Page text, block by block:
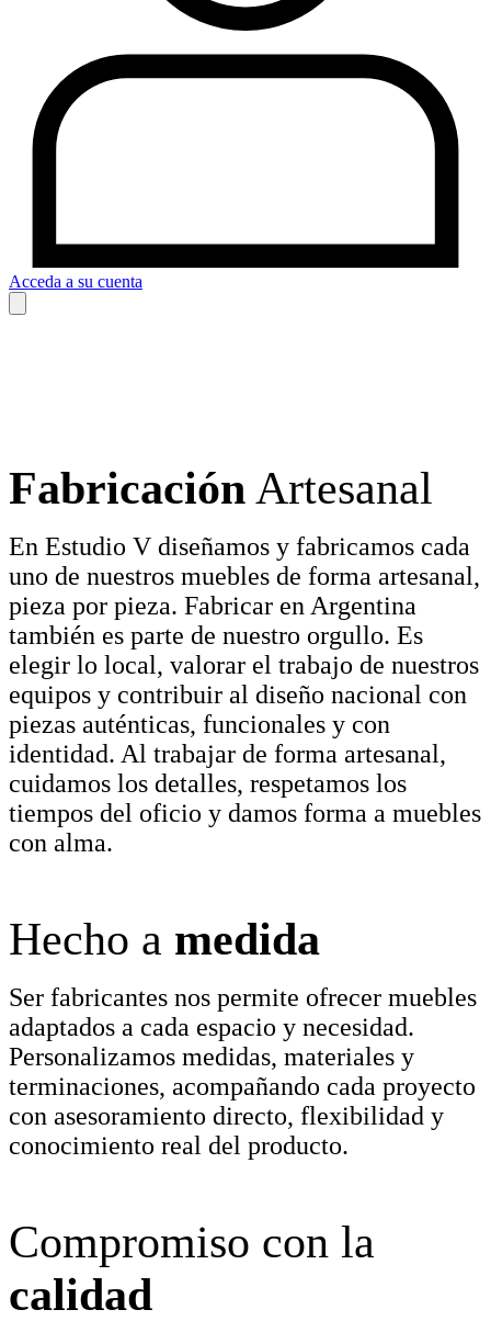
Acceda a su cuenta
Fabricación Artesanal
En Estudio V diseñamos y fabricamos cada
uno de nuestros muebles de forma artesanal,
pieza por pieza. Fabricar en Argentina
también es parte de nuestro orgullo. Es
elegir lo local, valorar el trabajo de nuestros
equipos y contribuir al diseño nacional con
piezas auténticas, funcionales y con
identidad. Al trabajar de forma artesanal,
cuidamos los detalles, respetamos los
tiempos del oficio y damos forma a muebles
con alma.
Hecho a medida
Ser fabricantes nos permite ofrecer muebles
adaptados a cada espacio y necesidad.
Personalizamos medidas, materiales y
terminaciones, acompañando cada proyecto
con asesoramiento directo, flexibilidad y
conocimiento real del producto.
Compromiso con la
calidad